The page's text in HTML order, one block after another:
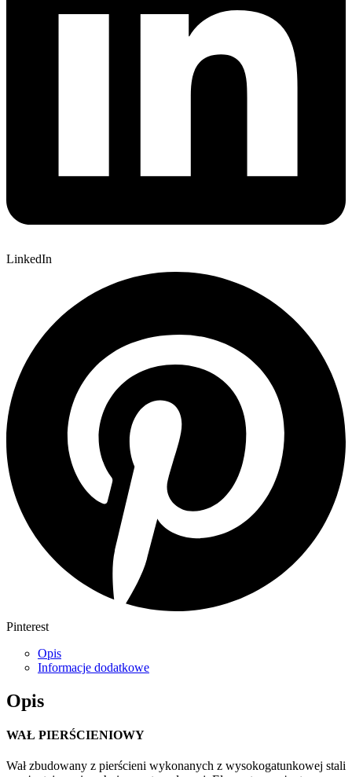
LinkedIn
Pinterest
Opis
Informacje dodatkowe
Opis
WAŁ PIERŚCIENIOWY
Wał zbudowany z pierścieni wykonanych z wysokogatunkowej stali